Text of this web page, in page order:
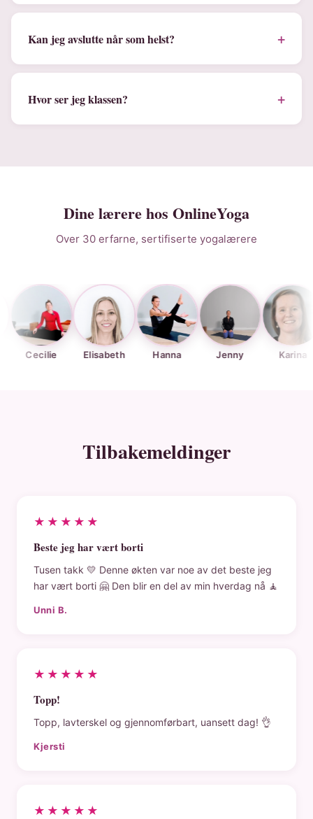
Kan jeg avslutte når som helst? +
Hvor ser jeg klassen? +
Dine lærere hos OnlineYoga
Over 30 erfarne, sertifiserte yogalærere
Elisabeth Hanna Jenny Karina
Tilbakemeldinger
★★★★★
Beste jeg har vært borti
Tusen takk 💛 Denne økten var noe av det beste jeg
har vært borti 🤗 Den blir en del av min hverdag nå 🧘
Unni B.
★★★★★
Topp!
Topp, lavterskel og gjennomførbart, uansett dag! 👌
Kjersti
★★★★★